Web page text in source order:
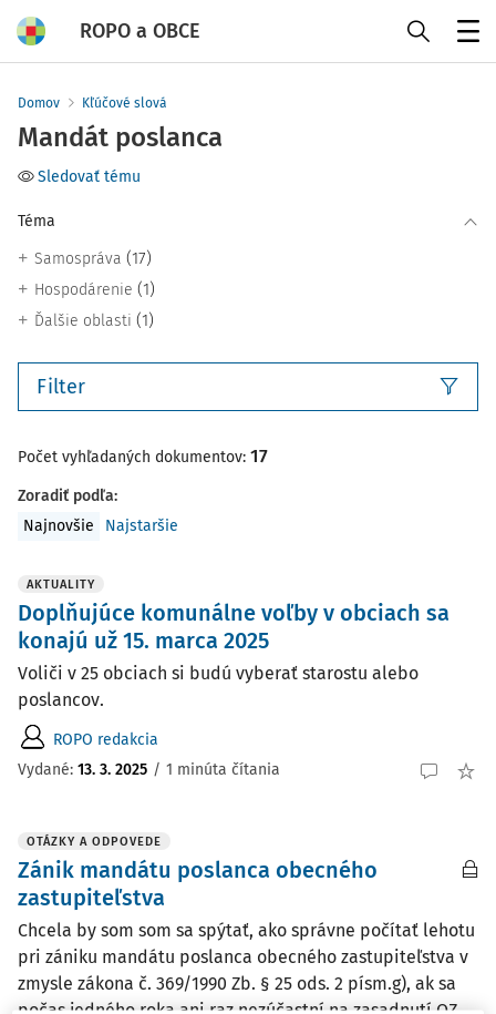
ROPO a OBCE
Domov Kľúčové slová
Mandát poslanca
Sledovať tému
Téma
Samospráva (17)
Hospodárenie (1)
Ďalšie oblasti (1)
Filter
Počet vyhľadaných dokumentov: 17
Zoradiť podľa:
Najnovšie
Najstaršie
AKTUALITY
Doplňujúce komunálne voľby v obciach sa
konajú už 15. marca 2025
Voliči v 25 obciach si budú vyberať starostu alebo
poslancov.
ROPO redakcia
Vydané: 13. 3. 2025 / 1 minúta čítania
OTÁZKY A ODPOVEDE
Zánik mandátu poslanca obecného
zastupiteľstva
Chcela by som som sa spýtať, ako správne počítať lehotu
pri zániku mandátu poslanca obecného zastupiteľstva v
zmysle zákona č. 369/1990 Zb. § 25 ods. 2 písm.g), ak sa